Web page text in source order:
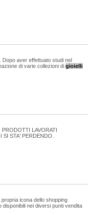
Dopo aver effettuato studi nel
di varie collezioni di gioielli
LAVORATI
STA' PERDENDO.
icona dello shopping
disponibili nei diversi punti vendita